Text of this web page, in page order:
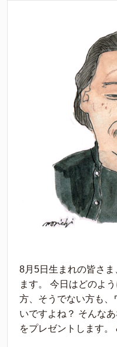
8月5日生まれの皆さ
ます。 今日はどのよ
方、そうでない方も、
いですよね？ そんな
をプレゼントします